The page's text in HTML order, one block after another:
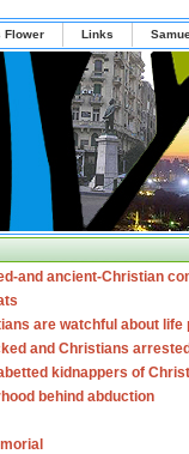
Flower Links
and ancient-Christian
are watchful about life
and Christians
kidnappers of
behind abduction